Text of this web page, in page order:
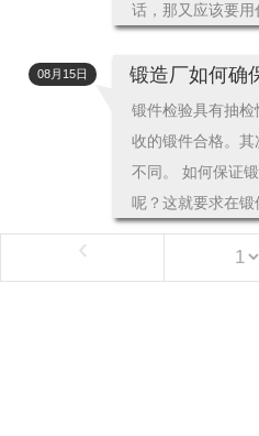
话，那又应该要用
锻造厂如何确
锻件检验具有抽
收的锻件合格。
不同。 如何保证
呢？这就要求在锻
08月15日
‹